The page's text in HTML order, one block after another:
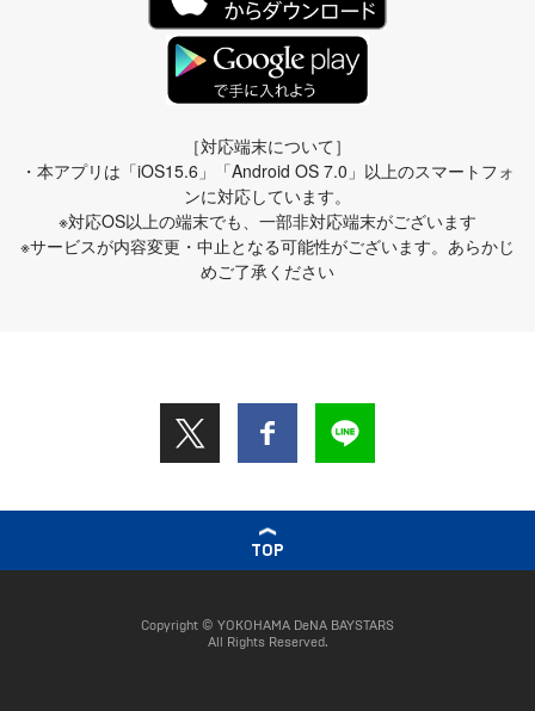
［対応端末について］
・本アプリは「iOS15.6」「Android OS 7.0」以上のスマートフォ
ンに対応しています。
※対応OS以上の端末でも、一部非対応端末がございます
※サービスが内容変更・中止となる可能性がございます。あらかじ
めご了承ください
TOP
Copyright © YOKOHAMA DeNA BAYSTARS
All Rights Reserved.